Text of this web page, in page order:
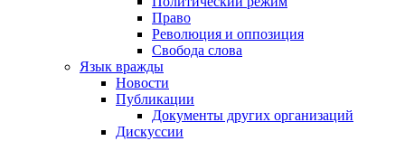
Право
Революция и оппозиция
Свобода слова
Язык вражды
Новости
Публикации
Документы других организаций
Дискуссии